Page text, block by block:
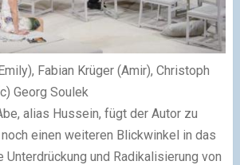
Fabian Krüger (Amir), Christoph
Georg Soulek
alias Hussein, fügt der Autor zu
einen weiteren Blickwinkel in das
Unterdrückung und Radikalisierung von